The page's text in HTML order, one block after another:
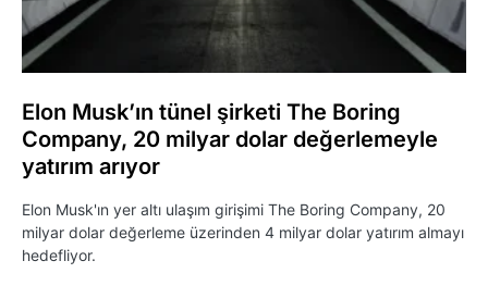
Elon Musk’ın tünel şirketi The Boring
Company, 20 milyar dolar değerlemeyle
yatırım arıyor
Elon Musk'ın yer altı ulaşım girişimi The Boring Company, 20
milyar dolar değerleme üzerinden 4 milyar dolar yatırım almayı
hedefliyor.